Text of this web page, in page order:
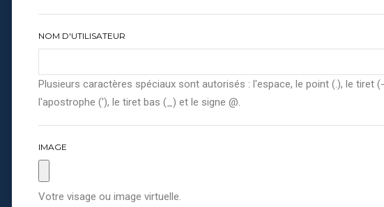
NOM D'UTILISATEUR
Plusieurs caractères spéciaux sont autorisés : l'espace, le point (.), le tiret
l'apostrophe ('), le tiret bas (_) et le signe @.
IMAGE
Votre visage ou image virtuelle.